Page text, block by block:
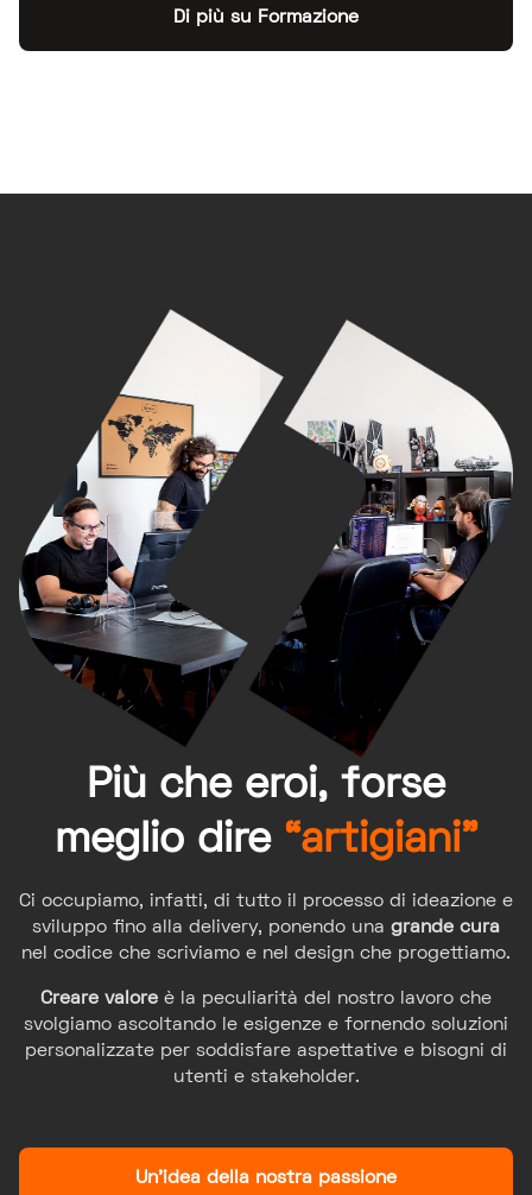
Di più su Formazione
Più che eroi, forse
meglio dire “artigiani”
Ci occupiamo, infatti, di tutto il processo di ideazione e
sviluppo fino alla delivery, ponendo una grande cura
nel codice che scriviamo e nel design che progettiamo.
Creare valore è la peculiarità del nostro lavoro che
svolgiamo ascoltando le esigenze e fornendo soluzioni
personalizzate per soddisfare aspettative e bisogni di
utenti e stakeholder.
Un'idea della nostra passione